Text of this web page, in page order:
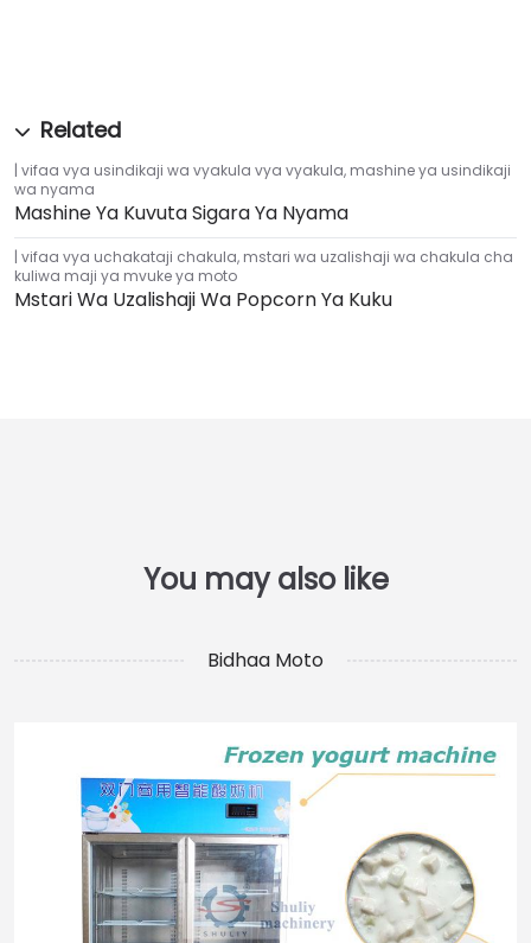
vifaa vya usindikaji wa vyakula vya vyakula, mashine ya usindikaji
wa nyama
Mashine Ya Kuvuta Sigara Ya Nyama
vifaa vya uchakataji chakula, mstari wa uzalishaji wa chakula cha
kuliwa maji ya mvuke ya moto
Mstari Wa Uzalishaji Wa Popcorn Ya Kuku
Bidhaa Moto